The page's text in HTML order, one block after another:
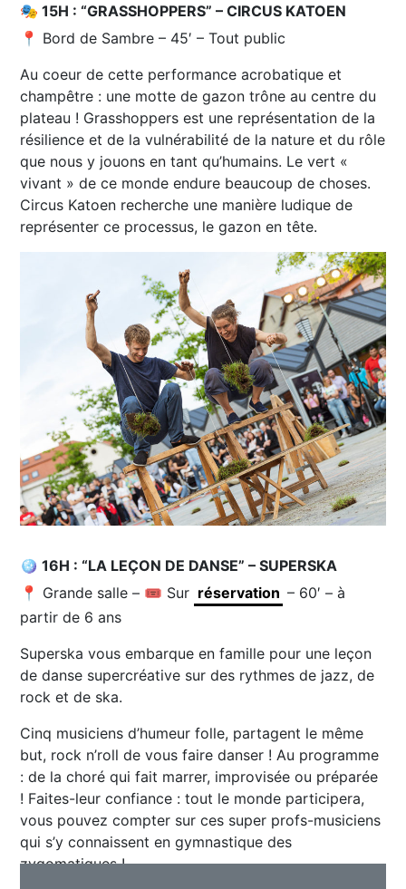
🎭 15H : “GRASSHOPPERS” – CIRCUS KATOEN
📍 Bord de Sambre – 45′ – Tout public
Au coeur de cette performance acrobatique et
champêtre : une motte de gazon trône au centre du
plateau ! Grasshoppers est une représentation de la
résilience et de la vulnérabilité de la nature et du rôle
que nous y jouons en tant qu’humains. Le vert «
vivant » de ce monde endure beaucoup de choses.
Circus Katoen recherche une manière ludique de
représenter ce processus, le gazon en tête.
🪩 16H : “LA LEÇON DE DANSE” – SUPERSKA
📍 Grande salle – 🎟️ Sur réservation – 60′ – à
partir de 6 ans
Superska vous embarque en famille pour une leçon
de danse supercréative sur des rythmes de jazz, de
rock et de ska.
Cinq musiciens d’humeur folle, partagent le même
but, rock n’roll de vous faire danser ! Au programme
: de la choré qui fait marrer, improvisée ou préparée
! Faites-leur confiance : tout le monde participera,
vous pouvez compter sur ces super profs-musiciens
qui s’y connaissent en gymnastique des
zygomatiques !